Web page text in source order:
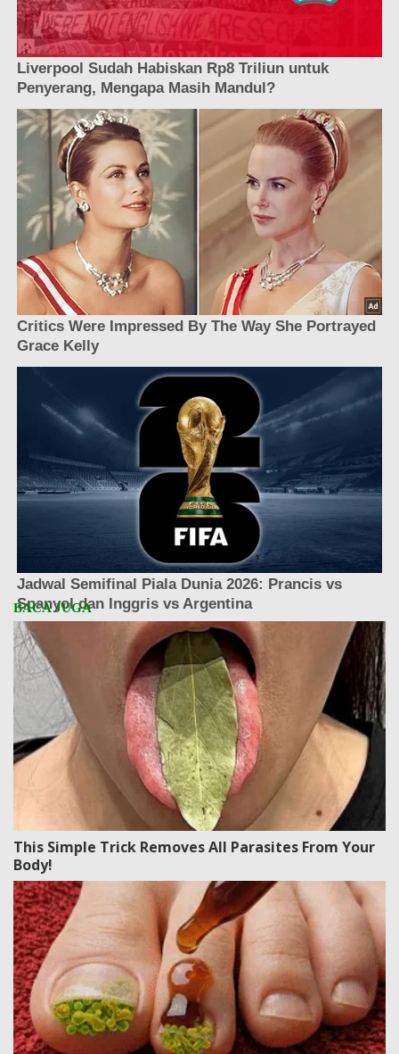
This Simple Trick Removes All Parasites From Your
Body!